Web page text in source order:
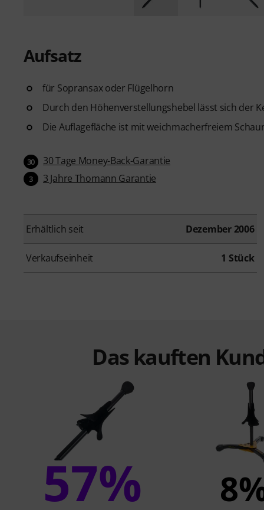
Aufsatz
für Sopransax oder Flügelhorn
Durch den Höhenverstellungshebel lässt sich der
Die Auflagefläche ist mit weichmacherfreiem
30 30 Tage Money-Back-Garantie
3 3 Jahre Thomann Garantie
Erhältlich seit Dezember 2006
Verkaufseinheit 1 Stück
Das kauften
57%